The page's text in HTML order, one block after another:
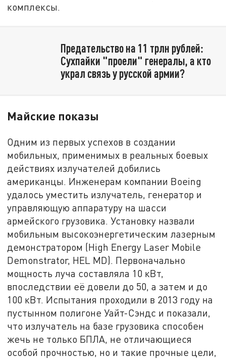
комплексы.
Предательство на 11 трлн рублей:
Сухпайки "проели" генералы, а кто
украл связь у русской армии?
Майские показы
Одним из первых успехов в создании
мобильных, применимых в реальных боевых
действиях излучателей добились
американцы. Инженерам компании Boeing
удалось уместить излучатель, генератор и
управляющую аппаратуру на шасси
армейского грузовика. Установку назвали
мобильным высокоэнергетическим лазерным
демонстратором (High Energy Laser Mobile
Demonstrator, HEL MD). Первоначально
мощность луча составляла 10 кВт,
впоследствии её довели до 50, а затем и до
100 кВт. Испытания проходили в 2013 году на
пустынном полигоне Уайт-Сэндс и показали,
что излучатель на базе грузовика способен
жечь не только БПЛА, не отличающиеся
особой прочностью, но и такие прочные цели,